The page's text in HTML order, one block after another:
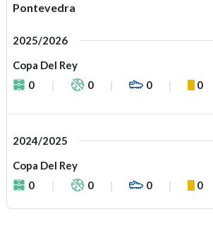
Pontevedra
2025/2026
Copa Del Rey
0
0 0 0
2024/2025
Copa Del Rey
0
0 0 0